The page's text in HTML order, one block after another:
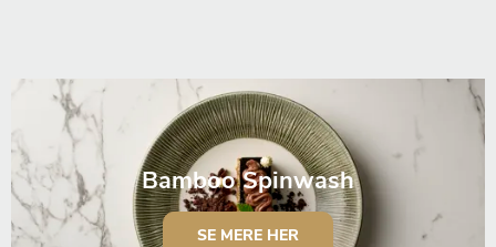
Bamboo Spinwash
SE MERE HER